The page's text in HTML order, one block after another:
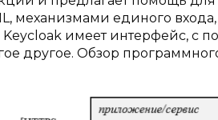
механизмами единого
Kеyсloak имеет интерфейс, с
другое. Обзор